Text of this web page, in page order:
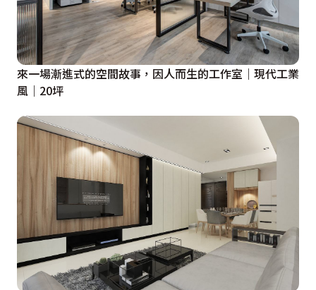
來一場漸進式的空間故事，因人而生的工作室｜現代工業
風｜20坪